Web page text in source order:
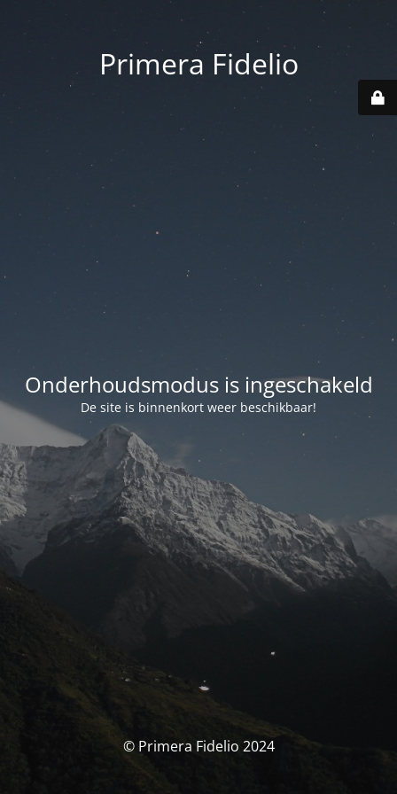
Primera Fidelio
Onderhoudsmodus is ingeschakeld
De site is binnenkort weer beschikbaar!
© Primera Fidelio 2024